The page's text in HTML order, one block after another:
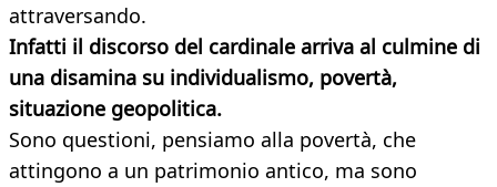
attraversando.
Infatti il discorso del cardinale arriva al culmine di
una disamina su individualismo, povertà,
situazione geopolitica.
Sono questioni, pensiamo alla povertà, che
attingono a un patrimonio antico, ma sono